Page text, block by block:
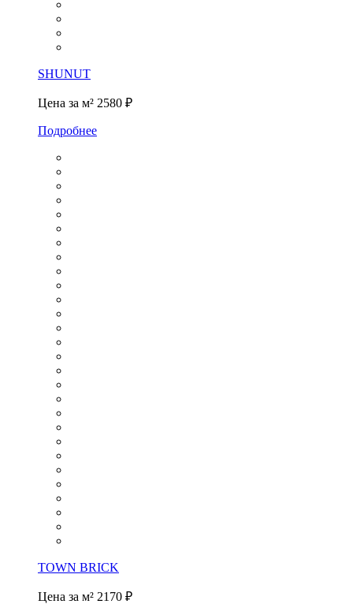
SHUNUT
Цена за м² 2580 ₽
Подробнее
TOWN BRICK
Цена за м² 2170 ₽